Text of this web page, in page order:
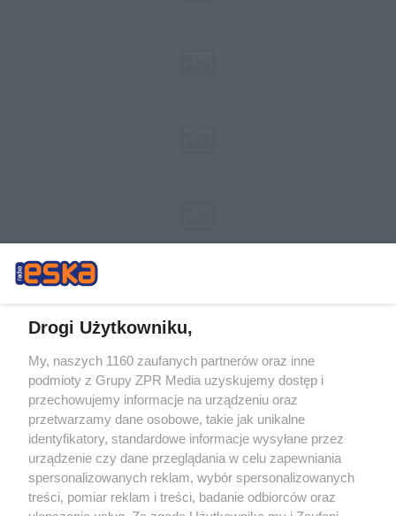
Żaden utwór zamieszczony w serwisie nie może być powielany i
rozpowszechniany lub dalej rozpowszechniany w jakikolwiek sposób (w
tym także elektroniczny lub mechaniczny) na jakimkolwiek polu
eksploatacji w jakiejkolwiek formie, włącznie z umieszczaniem w Internecie
bez pisemnej zgody właściciela praw. Jakiekolwiek użycie lub
wykorzystanie utworów w całości lub w części z naruszeniem prawa, tzn.
bez właściwej zgody, jest zabronione pod groźbą kary i może być ścigane
prawnie.
Drogi Użytkowniku,
My, naszych 1160 zaufanych partnerów oraz inne
podmioty z Grupy ZPR Media uzyskujemy dostęp i
przechowujemy informacje na urządzeniu oraz
przetwarzamy dane osobowe, takie jak unikalne
identyfikatory, standardowe informacje wysyłane przez
urządzenie czy dane przeglądania w celu zapewniania
spersonalizowanych reklam, wybór spersonalizowanych
treści, pomiar reklam i treści, badanie odbiorców oraz